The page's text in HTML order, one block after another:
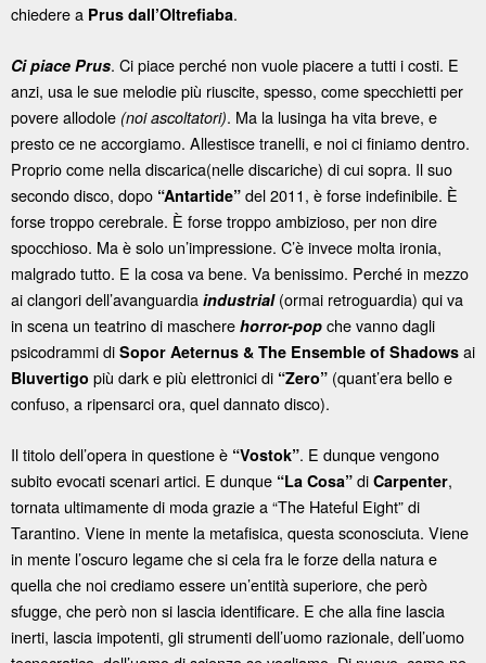
chiedere a Prus dall’Oltrefiaba.
Ci piace Prus. Ci piace perché non vuole piacere a tutti i costi. E
anzi, usa le sue melodie più riuscite, spesso, come specchietti per
povere allodole (noi ascoltatori). Ma la lusinga ha vita breve, e
presto ce ne accorgiamo. Allestisce tranelli, e noi ci finiamo dentro.
Proprio come nella discarica(nelle discariche) di cui sopra. Il suo
secondo disco, dopo “Antartide” del 2011, è forse indefinibile. È
forse troppo cerebrale. È forse troppo ambizioso, per non dire
spocchioso. Ma è solo un’impressione. C’è invece molta ironia,
malgrado tutto. E la cosa va bene. Va benissimo. Perché in mezzo
ai clangori dell’avanguardia industrial(ormai retroguardia) qui va
in scena un teatrino di maschere horror-pop che vanno dagli
psicodrammi di Sopor Aeternus & The Ensemble of Shadows ai
Bluvertigo più dark e più elettronici di “Zero” (quant’era bello e
confuso, a ripensarci ora, quel dannato disco).
Il titolo dell’opera in questione è “Vostok”. E dunque vengono
subito evocati scenari artici. E dunque “La Cosa” di Carpenter,
tornata ultimamente di moda grazie a “The Hateful Eight” di
Tarantino. Viene in mente la metafisica, questa sconosciuta. Viene
in mente l’oscuro legame che si cela fra le forze della natura e
quella che noi crediamo essere un’entità superiore, che però
sfugge, che però non si lascia identificare. E che alla fine lascia
inerti, lascia impotenti, gli strumenti dell’uomo razionale, dell’uomo